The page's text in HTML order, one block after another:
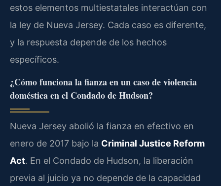
estos elementos multiestatales interactúan con
la ley de Nueva Jersey. Cada caso es diferente,
y la respuesta depende de los hechos
específicos.
¿Cómo funciona la fianza en un caso de violencia
doméstica en el Condado de Hudson?
Nueva Jersey abolió la fianza en efectivo en
enero de 2017 bajo la Criminal Justice Reform
Act. En el Condado de Hudson, la liberación
previa al juicio ya no depende de la capacidad